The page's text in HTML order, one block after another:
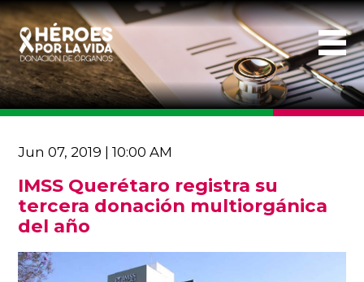
Jun 07, 2019 | 10:00 AM
IMSS Querétaro registra su
tercera donación multiorgánica
del año